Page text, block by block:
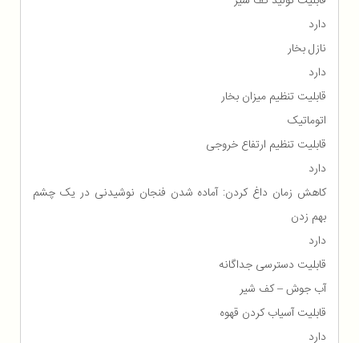
دارد
نازل بخار
دارد
قابلیت تنظیم میزان بخار
اتوماتیک
قابلیت تنظیم ارتفاع خروجی
دارد
کاهش زمان داغ کردن: آماده شدن فنجان نوشیدنی در یک چشم
بهم زدن
دارد
قابلیت دسترسی جداگانه
آب جوش – کف شیر
قابلیت آسیاب کردن قهوه
دارد